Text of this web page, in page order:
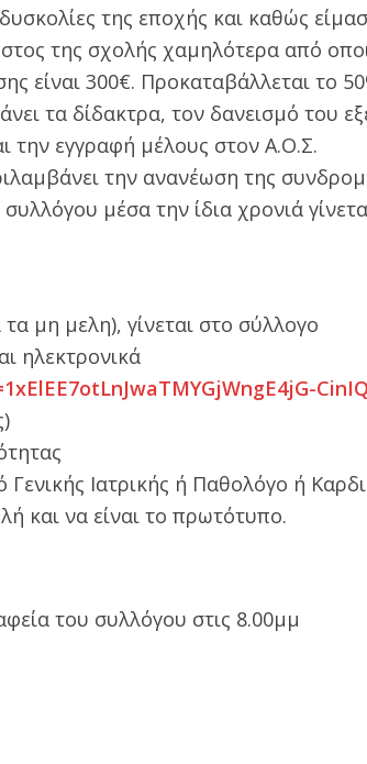
της εποχής και καθώς
της σχολής χαμηλότερα από
είναι 300€. Προκαταβάλλεται το
τα δίδακτρα, τον δανεισμό του
την εγγραφή μέλους στον Α.Ο.Σ.
την ανανέωση της
μέσα την ίδια χρονιά
μη μελη), γίνεται στο σύλλογο
ηλεκτρονικά
Ιατρικής ή Παθολόγο ή
και να είναι το πρωτότυπο.
του συλλόγου στις 8.00μμ